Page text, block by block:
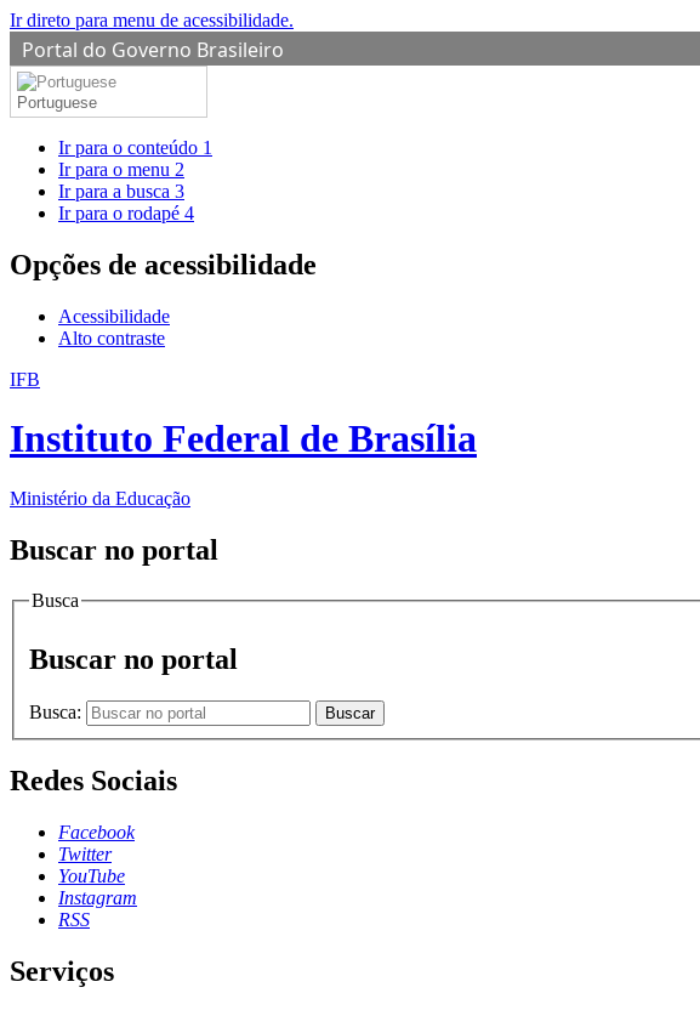
Ir direto para menu de acessibilidade.
Portal do Governo Brasileiro
Portuguese
Ir para o conteúdo 1
Ir para o menu 2
Ir para a busca 3
Ir para o rodapé 4
Opções de acessibilidade
Acessibilidade
Alto contraste
IFB
Instituto Federal de Brasília
Ministério da Educação
Buscar no portal
Busca
Buscar no portal
Busca: Buscar
Redes Sociais
Facebook
Twitter
YouTube
Instagram
RSS
Serviços